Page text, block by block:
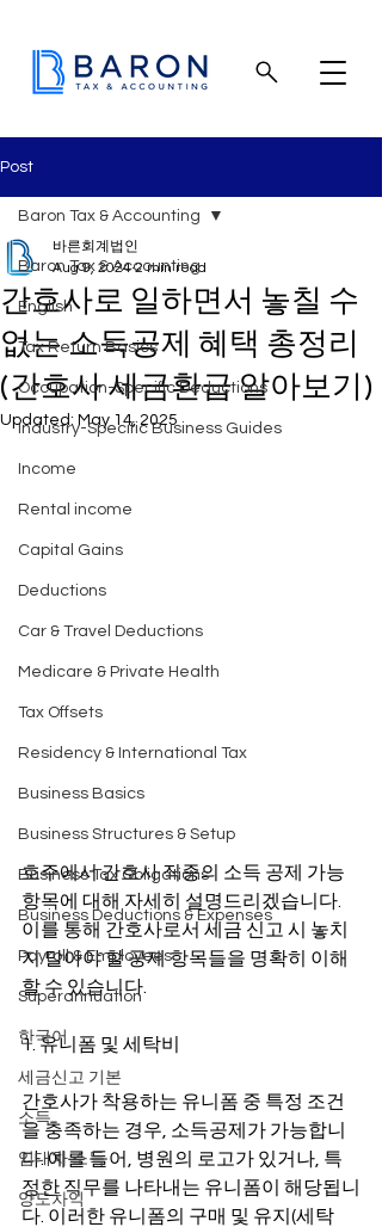
Post
Baron Tax & Accounting
English
Tax Return Basics
Occupation-Specific Deductions
Industry-Specific Business Guides
Income
Rental income
Capital Gains
Deductions
Car & Travel Deductions
Medicare & Private Health
Tax Offsets
Residency & International Tax
Business Basics
Business Structures & Setup
Business Tax Obligations
Business Deductions & Expenses
Payroll & Employees
Superannuation
한국어
세금신고 기본
소득
임대차 소득
양도차익
Baron Tax & Accounting
간호사로 일하면서 놓칠 수
없는 소득공제 혜택 총정리
(간호사 세금환급 알아보기)
바른회계법인
Aug 9, 2024 2 min read
Updated: May 14, 2025
호주에서 간호사 직종의 소득 공제 가능
항목에 대해 자세히 설명드리겠습니다.
이를 통해 간호사로서 세금 신고 시 놓치
지 말아야 할 공제 항목들을 명확히 이해
할 수 있습니다.
1. 유니폼 및 세탁비
간호사가 착용하는 유니폼 중 특정 조건
을 충족하는 경우, 소득공제가 가능합니
다. 예를 들어, 병원의 로고가 있거나, 특
정한 직무를 나타내는 유니폼이 해당됩니
다. 이러한 유니폼의 구매 및 유지(세탁